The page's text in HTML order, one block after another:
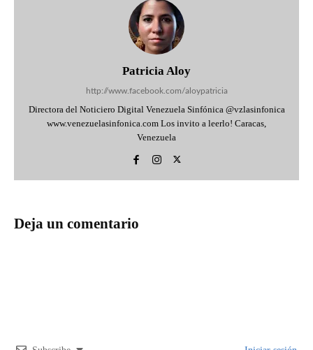
Patricia Aloy
http://www.facebook.com/aloypatricia
Directora del Noticiero Digital Venezuela Sinfónica @vzlasinfonica
www.venezuelasinfonica.com Los invito a leerlo! Caracas,
Venezuela
Deja un comentario